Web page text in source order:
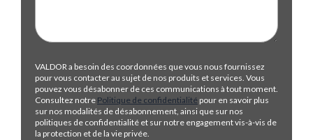
VALDOR a besoin des coordonnées que vous nous fournissez
pour vous contacter au sujet de nos produits et services. Vous
pouvez vous désabonner de ces communications à tout moment.
Consultez notre Politique de confidentialité pour en savoir plus
sur nos modalités de désabonnement, ainsi que sur nos
politiques de confidentialité et sur notre engagement vis-à-vis de
la protection et de la vie privée.